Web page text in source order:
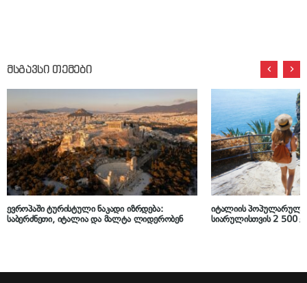
მსგავსი თემები
ევროპაში ტურისტული ნაკადი იზრდება:
საბერძნეთი, იტალია და მალტა ლიდერობენ
იტალიის პოპულარულ
სიარულისთვის 2 500